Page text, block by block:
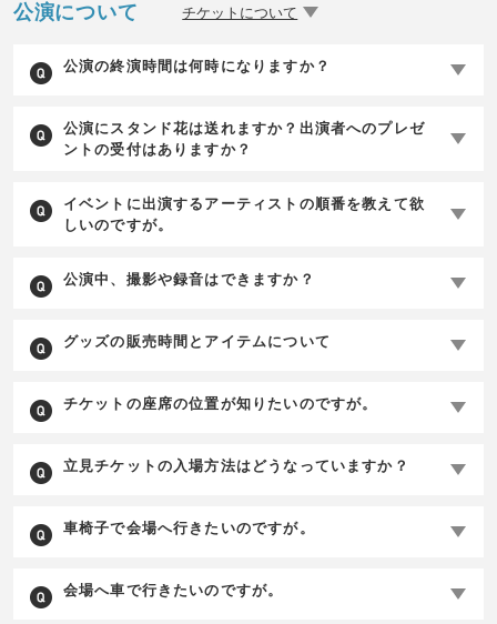
公演について チケットについて
公演の終演時間は何時になりますか？
公演にスタンド花は送れますか？出演者へのプレゼ
ントの受付はありますか？
イベントに出演するアーティストの順番を教えて欲
しいのですが。
公演中、撮影や録音はできますか？
グッズの販売時間とアイテムについて
チケットの座席の位置が知りたいのですが。
立見チケットの入場方法はどうなっていますか？
車椅子で会場へ行きたいのですが。
会場へ車で行きたいのですが。